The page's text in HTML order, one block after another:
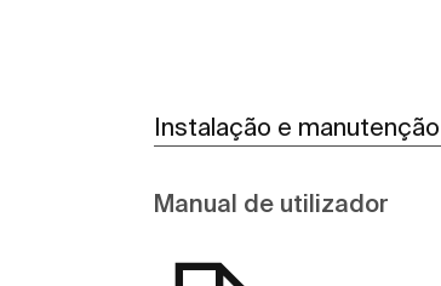
Instalação e manutenção
Manual de utilizador